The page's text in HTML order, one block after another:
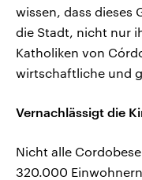
wissen, dass dieses
die Stadt, nicht nur
Katholiken von
wirtschaftliche und
Vernachlässigt die
Nicht alle
320.000